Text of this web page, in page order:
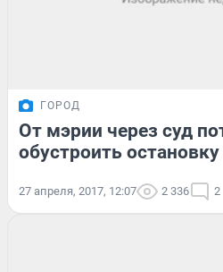
ГОРОД
От мэрии через суд
обустроить
27 апреля, 2017, 12:07 2 336 2